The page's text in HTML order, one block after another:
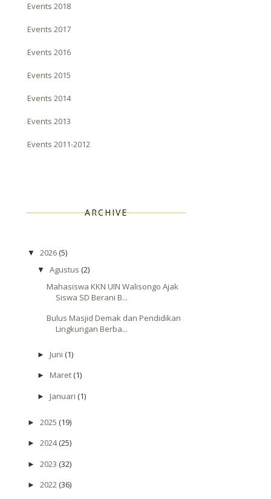
Events 2018
Events 2017
Events 2016
Events 2015
Events 2014
Events 2013
Events 2011-2012
ARCHIVE
▼ 2026(5)
▼ Agustus (2)
Mahasiswa KKN UIN Walisongo Ajak
Siswa SD Berani B...
Bulus Masjid Demak dan Pendidikan
Lingkungan Berba...
► Juni (1)
► Maret(1)
► Januari (1)
► 2025 (19)
► 2024(25)
► 2023 (32)
► 2022(36)